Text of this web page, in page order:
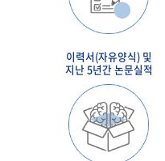
이력서(자유양식) 및
지난 5년간 논문실적